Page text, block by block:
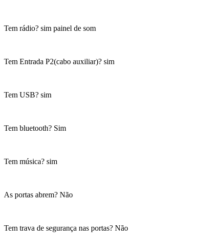
Tem rádio? sim painel de som
Tem Entrada P2(cabo auxiliar)? sim
Tem USB? sim
Tem bluetooth? Sim
Tem música? sim
As portas abrem? Não
Tem trava de segurança nas portas? Não